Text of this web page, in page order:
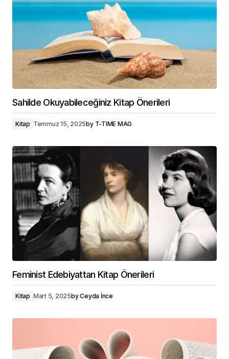
Sahilde Okuyabileceğiniz Kitap Önerileri
Kitap Temmuz 15, 2025by T-TIME MAG
Feminist Edebiyattan Kitap Önerileri
Kitap Mart 5, 2025byCeyda İnce